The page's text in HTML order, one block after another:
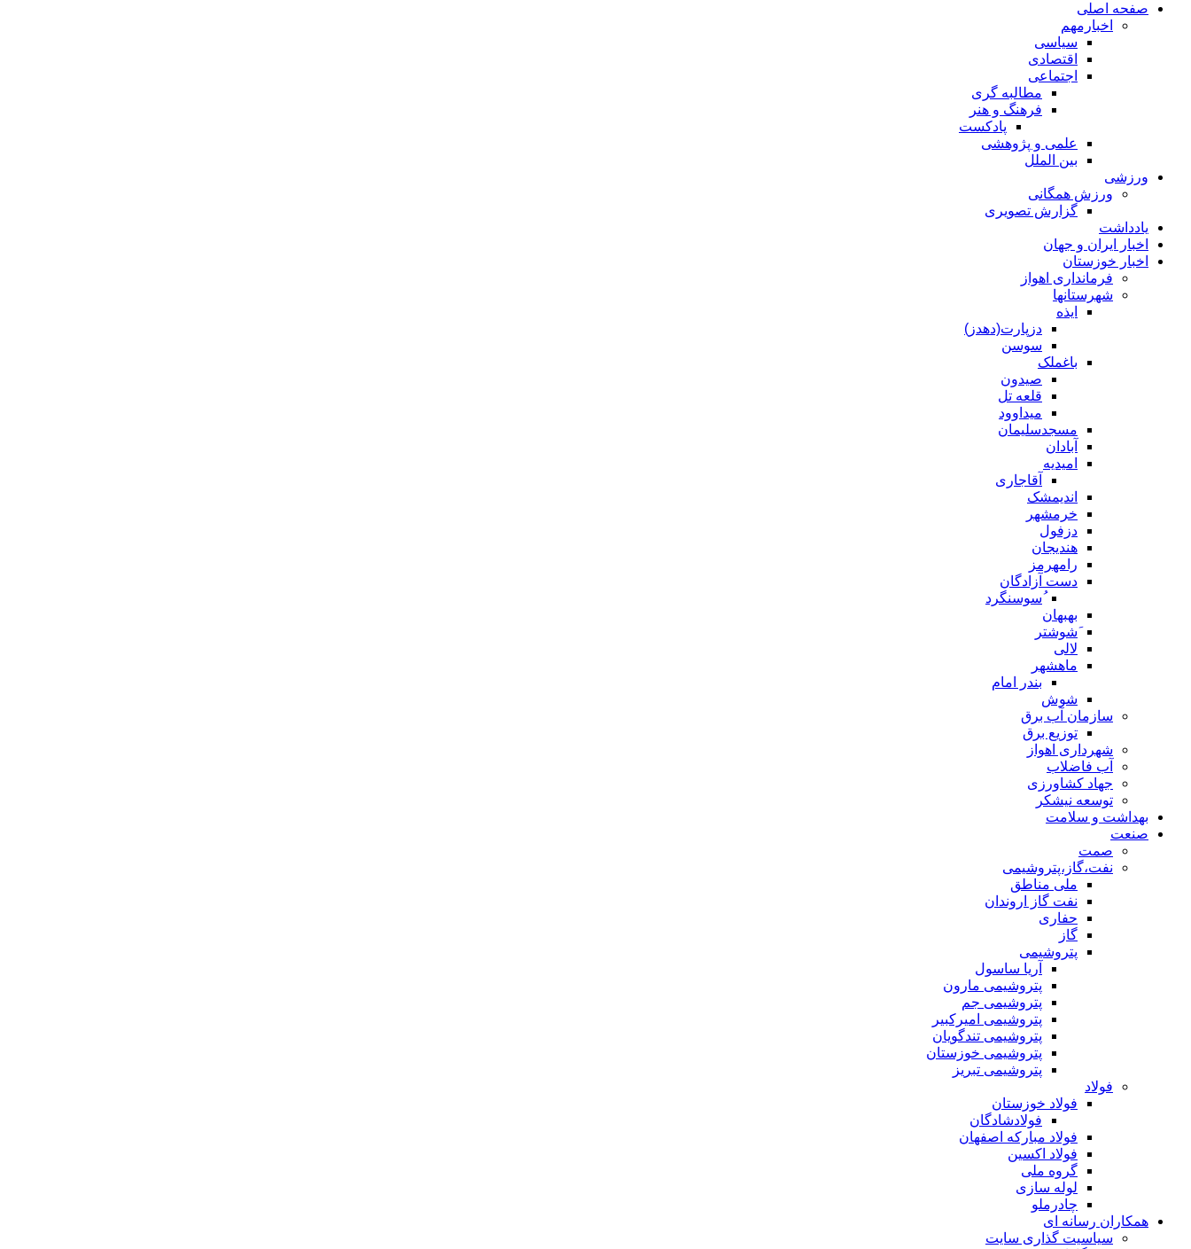
صفحه اصلی
اخبارمهم
سیاسی
اقتصادی
اجتماعی
مطالبه گری
فرهنگ و هنر
پادکست
علمی و پژوهشی
بین الملل
ورزشی
ورزش همگانی
گزارش تصویری
یادداشت
اخبار ایران و جهان
اخبار خوزستان
فرمانداری اهواز
شهرستانها
ایذه
دزپارت(دهدز)
سوسن
باغملک
صیدون
قلعه تل
میداوود
مسجدسلیمان
آبادان
امیدیه
آقاجاری
اندیمشک
خرمشهر
دزفول
هندیجان
رامهرمز
دست آزادگان
ُسوسنگرد
بهبهان
َشوشتر
لالی
ماهشهر
بندر امام
شوش
سازمان آب برق
توزیع برق
شهرداری اهواز
آب فاضلاب
جهاد کشاورزی
توسعه نیشکر
بهداشت و سلامت
صنعت
صمت
نفت،گاز،پتروشیمی
ملی مناطق
نفت گاز اروندان
حفاری
گاز
پتروشیمی
آریا ساسول
پتروشیمی مارون
پتروشیمی جم
پتروشیمی امیرکبیر
پتروشیمی تندگویان
پتروشیمی خوزستان
پتروشیمی تبریز
فولاد
فولاد خوزستان
فولادشادگان
فولاد مبارکه اصفهان
فولاد اکسین
گروه ملی
لوله سازی
چادرملو
همکاران رسانه ای
سیاسیت گذاری سایت